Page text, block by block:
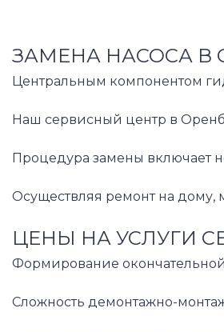
ЗАМЕНА НАСОСА В
Центральным компонентом
Наш сервисный центр в
Процедура замены включает
Осуществляя ремонт на дому,
ЦЕНЫ НА УСЛУГИ
Формирование
Сложность демонтажно-